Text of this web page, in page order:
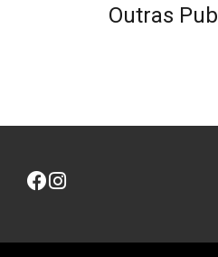
Outras